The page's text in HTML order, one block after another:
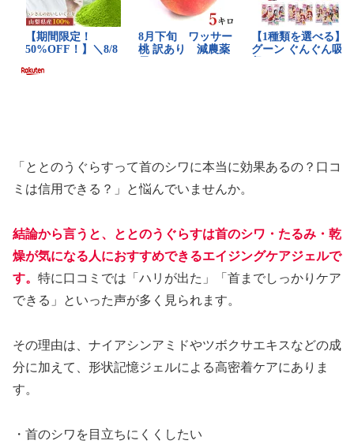
「ととのうぐらすって首のシワに本当に効果あるの？口コ
ミは信用できる？」と悩んでいませんか。
結論から言うと、ととのうぐらすは首のシワ・たるみ・乾
燥が気になる人におすすめできるエイジングケアジェルで
す。 特に口コミでは「ハリが出た」「首までしっかりケア
できる」といった声が多く見られます。
その理由は、ナイアシンアミドやツボクサエキスなどの成
分に加えて、形状記憶ジェルによる高密着ケアにありま
す。
・首のシワを目立ちにくくしたい